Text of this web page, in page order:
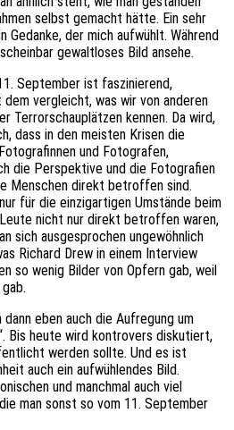
selbst gemacht hätte. Ein sehr
Gedanke, der mich aufwühlt. Während
gewaltloses Bild ansehe.
September ist faszinierend,
vergleicht, was wir von anderen
Terrorschauplätzen kennen. Da wird,
dass in den meisten Krisen die
und Fotografen,
die Perspektive und die Fotografien
Menschen direkt betroffen sind.
für die einzigartigen Umstände beim
nicht nur direkt betroffen waren,
sich ausgesprochen ungewöhnlich
Richard Drew in einem Interview
so wenig Bilder von Opfern gab, weil
eben auch die Aufregung um
Bis heute wird kontrovers diskutiert,
werden sollte. Und es ist
auch ein aufwühlendes Bild.
und manchmal auch viel
man sonst so vom 11. September